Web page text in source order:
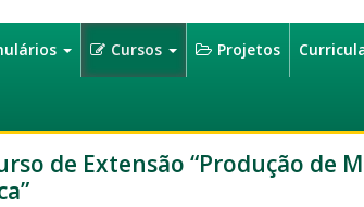
Cursos Projetos
de Extensão “Produção de